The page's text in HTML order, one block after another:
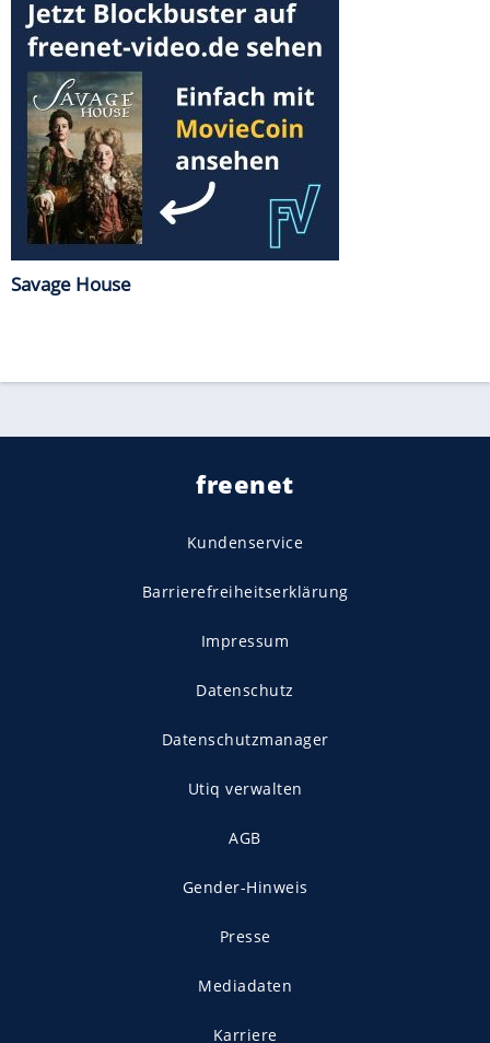
Savage House
freenet
Kundenservice
Barrierefreiheitserklärung
Impressum
Datenschutz
Datenschutzmanager
Utiq verwalten
AGB
Gender-Hinweis
Presse
Mediadaten
Karriere